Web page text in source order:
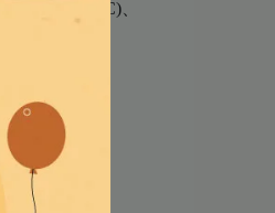
素、維生素C)、